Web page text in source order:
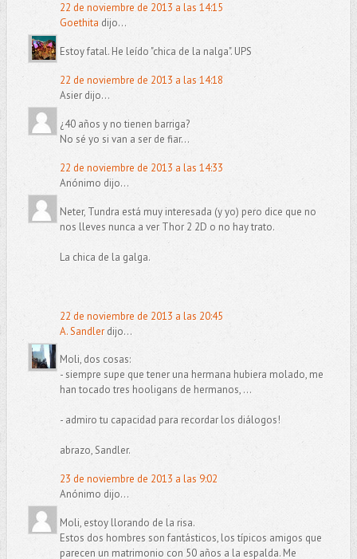
22 de noviembre de 2013 a las 14:15
Goethita dijo...
Estoy fatal. He leído "chica de la nalga". UPS
22 de noviembre de 2013 a las 14:18
Asier dijo...
¿40 años y no tienen barriga?
No sé yo si van a ser de fiar...
22 de noviembre de 2013 a las 14:33
Anónimo dijo...
Neter, Tundra está muy interesada (y yo) pero dice que no
nos lleves nunca a ver Thor 2 2D o no hay trato.
La chica de la galga.
22 de noviembre de 2013 a las 20:45
A. Sandlerdijo...
Moli, dos cosas:
- siempre supe que tener una hermana hubiera molado, me
han tocado tres hooligans de hermanos, ...
- admiro tu capacidad para recordar los diálogos!
abrazo, Sandler.
23 de noviembre de 2013 a las 9:02
Anónimo dijo...
Moli, estoy llorando de la risa.
Estos dos hombres son fantásticos, los típicos amigos que
parecen un matrimonio con 50 años a la espalda. Me